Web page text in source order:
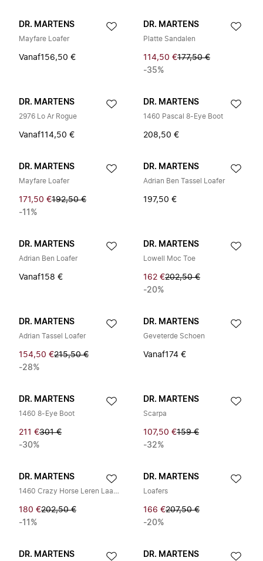
DR. MARTENS
Mayfare Loafer
Vanaf156,50 €
DR. MARTENS
Platte Sandalen
114,50 €177,50 €
-35%
DR. MARTENS
2976 Lo Ar Rogue
Vanaf114,50 €
DR. MARTENS
1460 Pascal 8-Eye Boot
208,50 €
DR. MARTENS
Mayfare Loafer
171,50 €192,50 €
-11%
DR. MARTENS
Adrian Ben Tassel Loafer
197,50 €
DR. MARTENS
Adrian Ben Loafer
Vanaf158 €
DR. MARTENS
Lowell Moc Toe
162 €202,50 €
-20%
DR. MARTENS
Adrian Tassel Loafer
154,50 €215,50 €
-28%
DR. MARTENS
Geveterde Schoen
Vanaf174 €
DR. MARTENS
1460 8-Eye Boot
211 €301 €
-30%
DR. MARTENS
Scarpa
107,50 €159 €
-32%
DR. MARTENS
1460 Crazy Horse Leren Laarzen
180 €202,50 €
-11%
DR. MARTENS
Loafers
166 €207,50 €
-20%
DR. MARTENS DR. MARTENS